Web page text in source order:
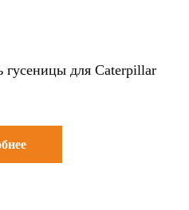
гусеницы для Caterpillar